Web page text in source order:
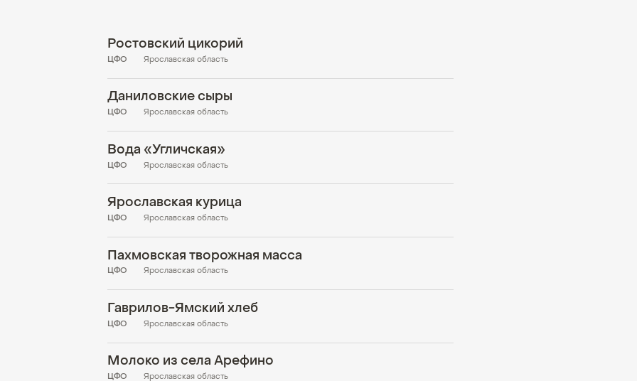
Ярославская область
Ростовский цикорий
ЦФО
Ярославская область
Даниловские сыры
ЦФО
Ярославская область
Вода «Угличская»
ЦФО
Ярославская область
Ярославская курица
ЦФО
Ярославская область
Пахмовская творожная масса
ЦФО
Ярославская область
Гаврилов-Ямский хлеб
ЦФО
Ярославская область
Молоко из села Арефино
ЦФО